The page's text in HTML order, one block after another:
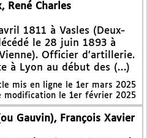
René Charles
1811 à Vasles (Deux-
le 28 juin 1893 à
Officier d’artillerie.
à Lyon au début des (…)
mis en ligne le 1er mars 2025
modification le 1er février 2025
Gauvin), François Xavier